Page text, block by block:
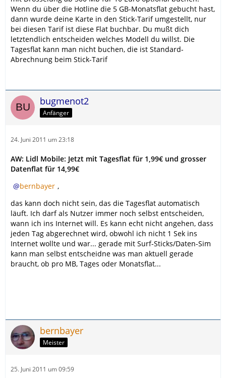
Wenn du über die Hotline die 5 GB-Monatsflat gebucht hast,
dann wurde deine Karte in den Stick-Tarif umgestellt, nur
bei diesen Tarif ist diese Flat buchbar. Du mußt dich
letztendlich entscheiden welches Modell du willst. Die
Tagesflat kann man nicht buchen, die ist Standard-
Abrechnung beim Stick-Tarif
bugmenot2
Anfänger
24. Juni 2011 um 23:18
AW: Lidl Mobile: Jetzt mit Tagesflat für 1,99€ und grosser
Datenflat für 14,99€
bernbayer ,
das kann doch nicht sein, das die Tagesflat automatisch
läuft. Ich darf als Nutzer immer noch selbst entscheiden,
wann ich ins Internet will. Es kann echt nicht angehen, dass
jeden Tag abgerechnet wird, obwohl ich nicht 1 Sek ins
Internet wollte und war... gerade mit Surf-Sticks/Daten-Sim
kann man selbst entscheidne was man aktuell gerade
braucht, ob pro MB, Tages oder Monatsflat...
bernbayer
Meister
25. Juni 2011 um 09:59